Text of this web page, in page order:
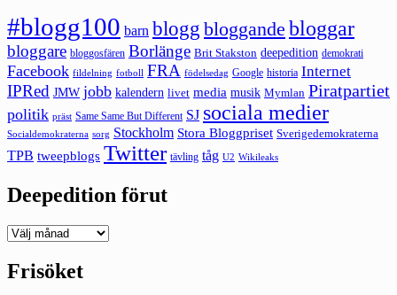
#blogg100 barn blogg bloggande bloggar
bloggare bloggosfären Borlänge Brit Stakston deepedition demokrati
Facebook fildelning fotboll FRA födelsedag Google historia Internet
IPRed JMW jobb kalendern livet media musik Mymlan Piratpartiet
politik präst Same Same But Different SJ sociala medier
Socialdemokraterna sorg Stockholm Stora Bloggpriset Sverigedemokraterna
TPB tweepblogs Twitter tävling tåg U2 Wikileaks
Deepedition förut
Deepedition
Frisöket